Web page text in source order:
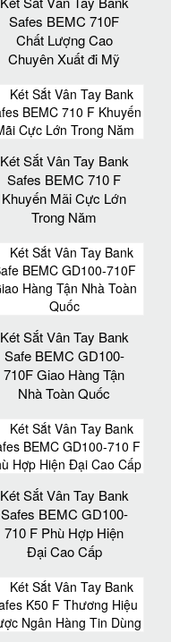
Safes BEMC 710F
Chất Lượng Cao
Chuyên Xuất đi Mỹ
Két Sắt Vân Tay Bank
Safes BEMC 710 F
Khuyến Mãi Cực Lớn
Trong Năm
Két Sắt Vân Tay Bank
Safe BEMC GD100-
710F Giao Hàng Tận
Nhà Toàn Quốc
Két Sắt Vân Tay Bank
Safes BEMC GD100-
710 F Phù Hợp Hiện
Đại Cao Cấp